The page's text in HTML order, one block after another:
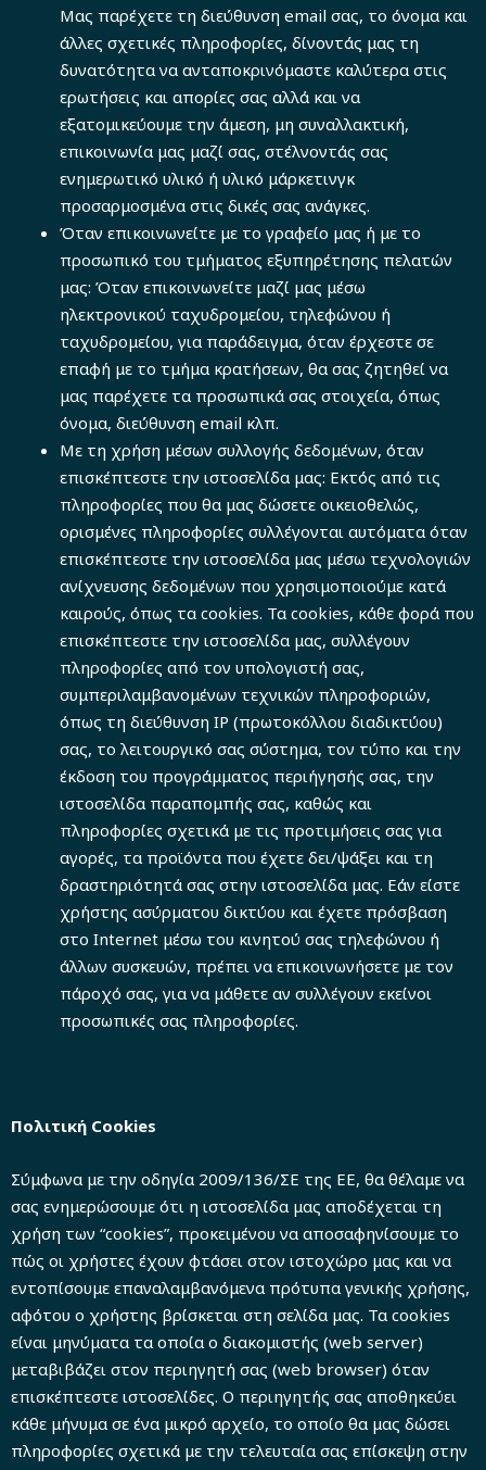
Μας παρέχετε τη διεύθυνση email σας, το όνομα και
άλλες σχετικές πληροφορίες, δίνοντάς μας τη
δυνατότητα να ανταποκρινόμαστε καλύτερα στις
ερωτήσεις και απορίες σας αλλά και να
εξατομικεύουμε την άμεση, μη συναλλακτική,
επικοινωνία μας μαζί σας, στέλνοντάς σας
ενημερωτικό υλικό ή υλικό μάρκετινγκ
προσαρμοσμένα στις δικές σας ανάγκες.
Όταν επικοινωνείτε με το γραφείο μας ή με το
προσωπικό του τμήματος εξυπηρέτησης πελατών
μας: Όταν επικοινωνείτε μαζί μας μέσω
ηλεκτρονικού ταχυδρομείου, τηλεφώνου ή
ταχυδρομείου, για παράδειγμα, όταν έρχεστε σε
επαφή με το τμήμα κρατήσεων, θα σας ζητηθεί να
μας παρέχετε τα προσωπικά σας στοιχεία, όπως
όνομα, διεύθυνση email κλπ.
Με τη χρήση μέσων συλλογής δεδομένων, όταν
επισκέπτεστε την ιστοσελίδα μας: Εκτός από τις
πληροφορίες που θα μας δώσετε οικειοθελώς,
ορισμένες πληροφορίες συλλέγονται αυτόματα όταν
επισκέπτεστε την ιστοσελίδα μας μέσω τεχνολογιών
ανίχνευσης δεδομένων που χρησιμοποιούμε κατά
καιρούς, όπως τα cookies. Τα cookies, κάθε φορά που
επισκέπτεστε την ιστοσελίδα μας, συλλέγουν
πληροφορίες από τον υπολογιστή σας,
συμπεριλαμβανομένων τεχνικών πληροφοριών,
όπως τη διεύθυνση IP (πρωτοκόλλου διαδικτύου)
σας, το λειτουργικό σας σύστημα, τον τύπο και την
έκδοση του προγράμματος περιήγησής σας, την
ιστοσελίδα παραπομπής σας, καθώς και
πληροφορίες σχετικά με τις προτιμήσεις σας για
αγορές, τα προϊόντα που έχετε δει/ψάξει και τη
δραστηριότητά σας στην ιστοσελίδα μας. Εάν είστε
χρήστης ασύρματου δικτύου και έχετε πρόσβαση
στο Internet μέσω του κινητού σας τηλεφώνου ή
άλλων συσκευών, πρέπει να επικοινωνήσετε με τον
πάροχό σας, για να μάθετε αν συλλέγουν εκείνοι
προσωπικές σας πληροφορίες.
Πολιτική Cookies
Σύμφωνα με την οδηγία 2009/136/ΣΕ της ΕΕ, θα θέλαμε να
σας ενημερώσουμε ότι η ιστοσελίδα μας αποδέχεται τη
χρήση των “cookies”, προκειμένου να αποσαφηνίσουμε το
πώς οι χρήστες έχουν φτάσει στον ιστοχώρο μας και να
εντοπίσουμε επαναλαμβανόμενα πρότυπα γενικής χρήσης,
αφότου ο χρήστης βρίσκεται στη σελίδα μας. Τα cookies
είναι μηνύματα τα οποία ο διακομιστής (web server)
μεταβιβάζει στον περιηγητή σας (web browser) όταν
επισκέπτεστε ιστοσελίδες. Ο περιηγητής σας αποθηκεύει
κάθε μήνυμα σε ένα μικρό αρχείο, το οποίο θα μας δώσει
πληροφορίες σχετικά με την τελευταία σας επίσκεψη στην